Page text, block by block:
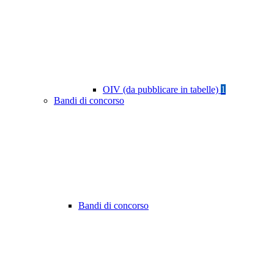
OIV (da pubblicare in tabelle) 1
Bandi di concorso
Bandi di concorso